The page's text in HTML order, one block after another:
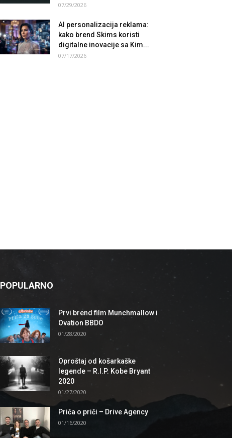
07/29/2026
AI personalizacija reklama:
kako brend Skims koristi
digitalne inovacije sa Kim...
07/17/2026
POPULARNO
Prvi brend film Munchmallow i
Ovation BBDO
01/28/2020
Oproštaj od košarkaške
legende – R.I.P. Kobe Bryant
2020
01/27/2020
Priča o priči – Drive Agency
01/16/2020